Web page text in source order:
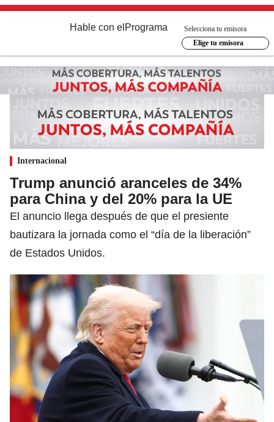
Hable con el Programa
Selecciona tu emisora
Elige tu emisora
Internacional
Trump anunció aranceles de 34%
para China y del 20% para la UE
El anuncio llega después de que el presiente
bautizara la jornada como el “día de la liberación”
de Estados Unidos.